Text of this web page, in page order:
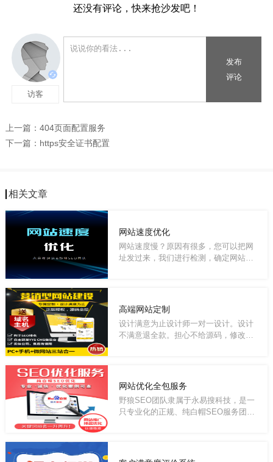
还没有评论，快来抢沙发吧！
上一篇： 404页面配置服务
下一篇： https安全证书配置
相关文章
网站速度优化
网站速度慢？原因有很多，您可以把网
址发过来，我们进行检测，确定网站速
高端网站定制
设计满意为止设计师一对一设计。设计
不满意退全款。担心不给源码，修改升
网站优化全包服务
野狼SEO团队隶属于永易搜科技，是一
只专业化的正规、纯白帽SEO服务团